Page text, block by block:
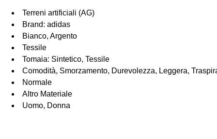
Terreni artificiali (AG)
Brand: adidas
Bianco, Argento
Tessile
Tomaia: Sintetico, Tessile
Comodità, Smorzamento, Durevolezza, Leggera,
Normale
Altro Materiale
Uomo, Donna